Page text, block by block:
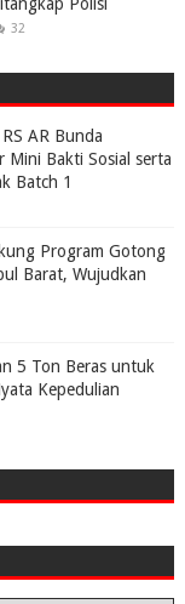
32
AR Bunda
Mini Bakti Sosial serta
Batch 1
Program Gotong
Barat, Wujudkan
5 Ton Beras untuk
Kepedulian